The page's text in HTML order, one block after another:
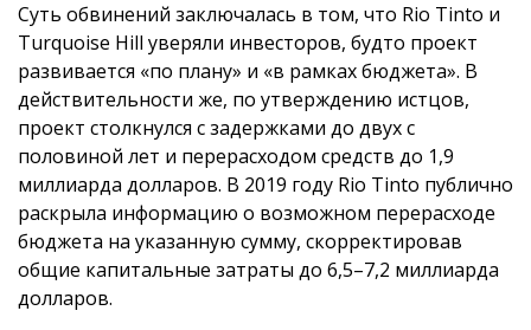
Суть обвинений заключалась в том, что Rio Tinto и
Turquoise Hill уверяли инвесторов, будто проект
развивается «по плану» и «в рамках бюджета». В
действительности же, по утверждению истцов,
проект столкнулся с задержками до двух с
половиной лет и перерасходом средств до 1,9
миллиарда долларов. В 2019 году Rio Tinto публично
раскрыла информацию о возможном перерасходе
бюджета на указанную сумму, скорректировав
общие капитальные затраты до 6,5–7,2 миллиарда
долларов.